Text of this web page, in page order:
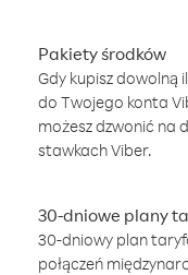
Pakiety środków
Gdy kupisz dowolną
do Twojego konta
możesz dzwonić na
stawkach Viber.
30-dniowe plany
30-dniowy plan
połączeń